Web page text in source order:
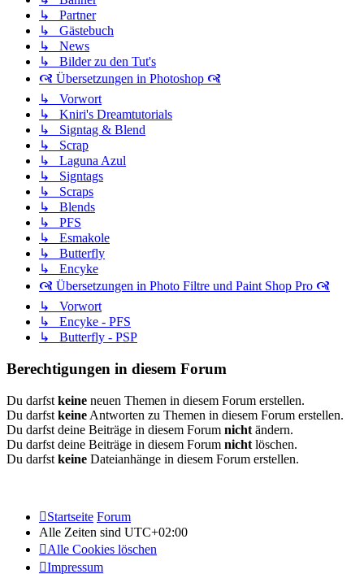
↳ Partner
↳ Gästebuch
↳ News
↳ Bilder zu den Tut's
🙧 Übersetzungen in Photoshop 🙧
↳ Vorwort
↳ Kniri's Dreamtutorials
↳ Signtag & Blend
↳ Scrap
↳ Laguna Azul
↳ Signtags
↳ Scraps
↳ Blends
↳ PFS
↳ Esmakole
↳ Butterfly
↳ Encyke
🙧 Übersetzungen in Photo Filtre und Paint Shop Pro 🙧
↳ Vorwort
↳ Encyke - PFS
↳ Butterfly - PSP
Berechtigungen in diesem Forum
Du darfst keine neuen Themen in diesem Forum erstellen.
Du darfst keine Antworten zu Themen in diesem Forum erstellen.
Du darfst deine Beiträge in diesem Forum nicht ändern.
Du darfst deine Beiträge in diesem Forum nicht löschen.
Du darfst keine Dateianhänge in diesem Forum erstellen.
Startseite Forum
Alle Zeiten sind UTC+02:00
Alle Cookies löschen
Impressum